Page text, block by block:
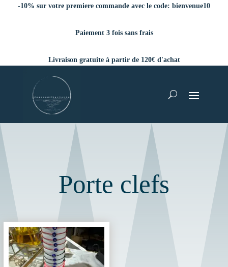
-10% sur votre premiere commande avec le code: bienvenue10
Paiement 3 fois sans frais
Livraison gratuite à partir de 120€ d'achat
Porte clefs